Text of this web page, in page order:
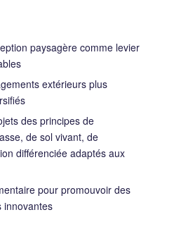
paysagère comme levier
extérieurs plus
des principes de
de sol vivant, de
différenciée adaptés aux
pour promouvoir des
innovantes